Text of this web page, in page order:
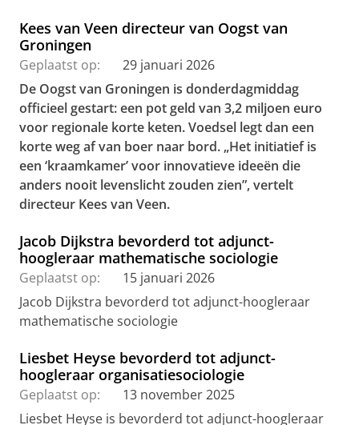
Kees van Veen directeur van Oogst van
Groningen
Geplaatst op:
29 januari 2026
De Oogst van Groningen is donderdagmiddag
officieel gestart: een pot geld van 3,2 miljoen euro
voor regionale korte keten. Voedsel legt dan een
korte weg af van boer naar bord. „Het initiatief is
een ‘kraamkamer’ voor innovatieve ideeën die
anders nooit levenslicht zouden zien”, vertelt
directeur Kees van Veen.
Jacob Dijkstra bevorderd tot adjunct-
hoogleraar mathematische sociologie
Geplaatst op:
15 januari 2026
Jacob Dijkstra bevorderd tot adjunct-hoogleraar
mathematische sociologie
Liesbet Heyse bevorderd tot adjunct-
hoogleraar organisatiesociologie
Geplaatst op:
13 november 2025
Liesbet Heyse is bevorderd tot adjunct-hoogleraar